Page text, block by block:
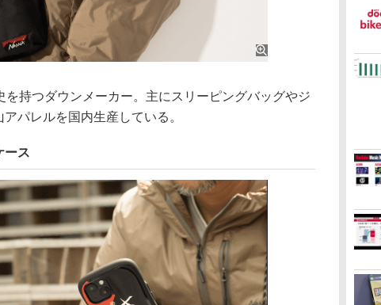
持つダウンメーカー。主にスリーピングバッグやジ
パレルを国内生産している。
ース